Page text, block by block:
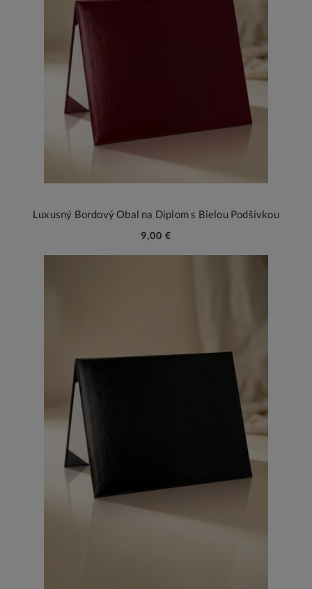
Luxusný Bordový Obal na Diplom s Bielou Podšívkou
9,00 €